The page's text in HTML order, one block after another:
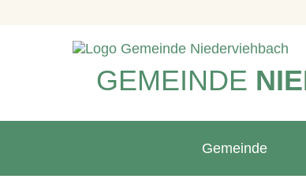
GEMEINDE
Gemeinde